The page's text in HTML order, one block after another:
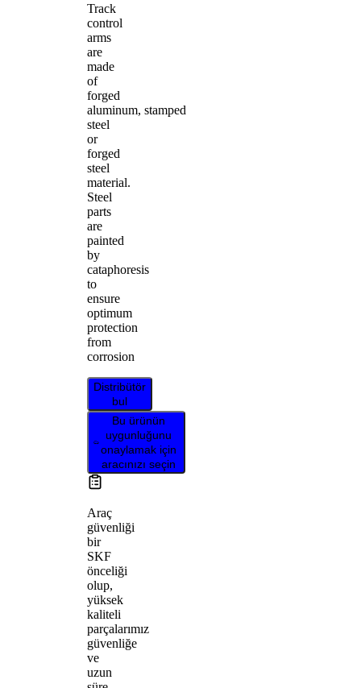
Track
control
arms
are
made
of
forged
aluminum, stamped
steel
or
forged
steel
material.
Steel
parts
are
painted
by
cataphoresis
to
ensure
optimum
protection
from
corrosion
Distribütör
bul
Bu ürünün
uygunluğunu
onaylamak için
aracınızı seçin
Araç
güvenliği
bir
SKF
önceliği
olup,
yüksek
kaliteli
parçalarımız
güvenliğe
ve
uzun